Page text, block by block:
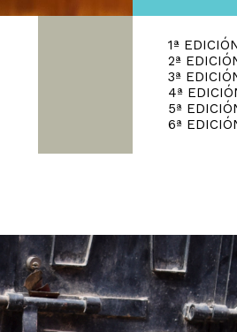
1ª
2ª
3ª
4ª
5ª
6ª